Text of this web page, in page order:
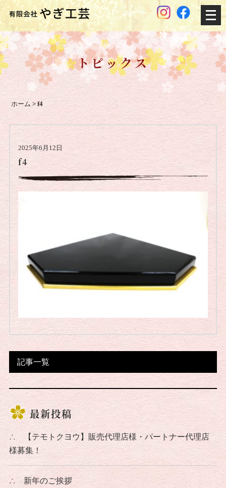
メ
ニ
ー
トピックス
ホーム >f4
2025年6月12日
f4
記事一覧
最新投稿
∴
【テモトクヨウ】販売代理店様・パートナー代理店
様募集！
∴ 新年のご挨拶